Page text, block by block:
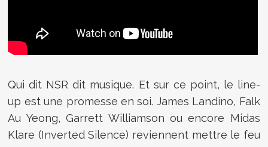
Qui dit NSR dit musique. Et sur ce point, le line-
up est une promesse en soi. James Landino, Falk
Au Yeong, Garrett Williamson ou encore Midas
Klare (Inverted Silence) reviennent mettre le feu